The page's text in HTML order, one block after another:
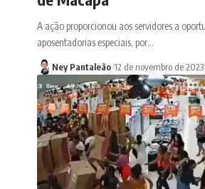
A ação proporcionou aos servidores a
aposentadorias especiais, por…
Ney Pantaleão 12 de novembro de 2023